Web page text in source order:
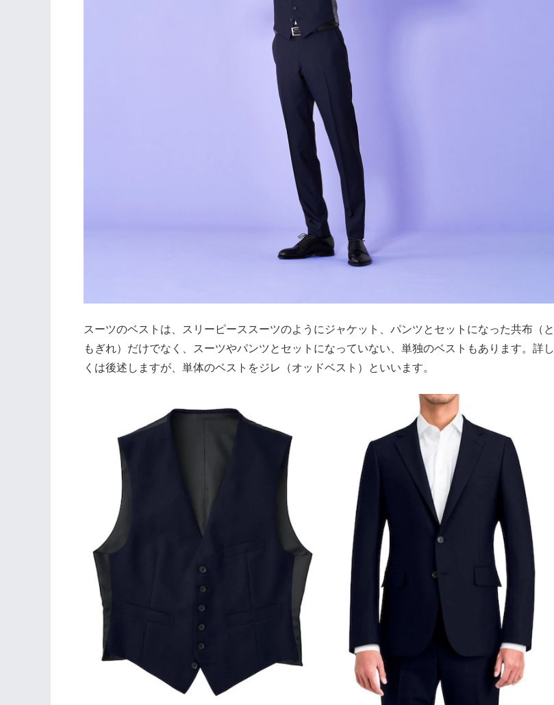
スーツのベストは、スリーピーススーツのようにジャケット、パンツとセットになった共布（と
もぎれ）だけでなく、スーツやパンツとセットになっていない、単独のベストもあります。詳し
くは後述しますが、単体のベストをジレ（オッドベスト）といいます。